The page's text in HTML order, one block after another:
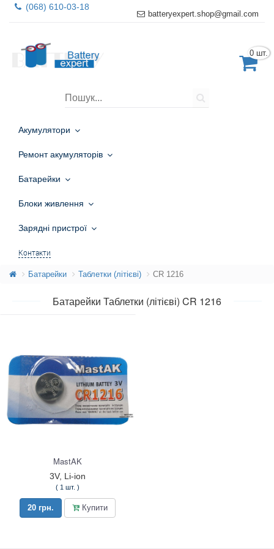
(068) 610-03-18
batteryexpert.shop@gmail.com
0 шт.
Акумулятори
Ремонт акумуляторів
Батарейки
Блоки живлення
Зарядні пристрої
Контакти
Батарейки Таблетки (літієві) CR 1216
Батарейки Таблетки (літієві) CR 1216
MastAK
3V, Li-ion
( 1 шт. )
20 грн. Купити